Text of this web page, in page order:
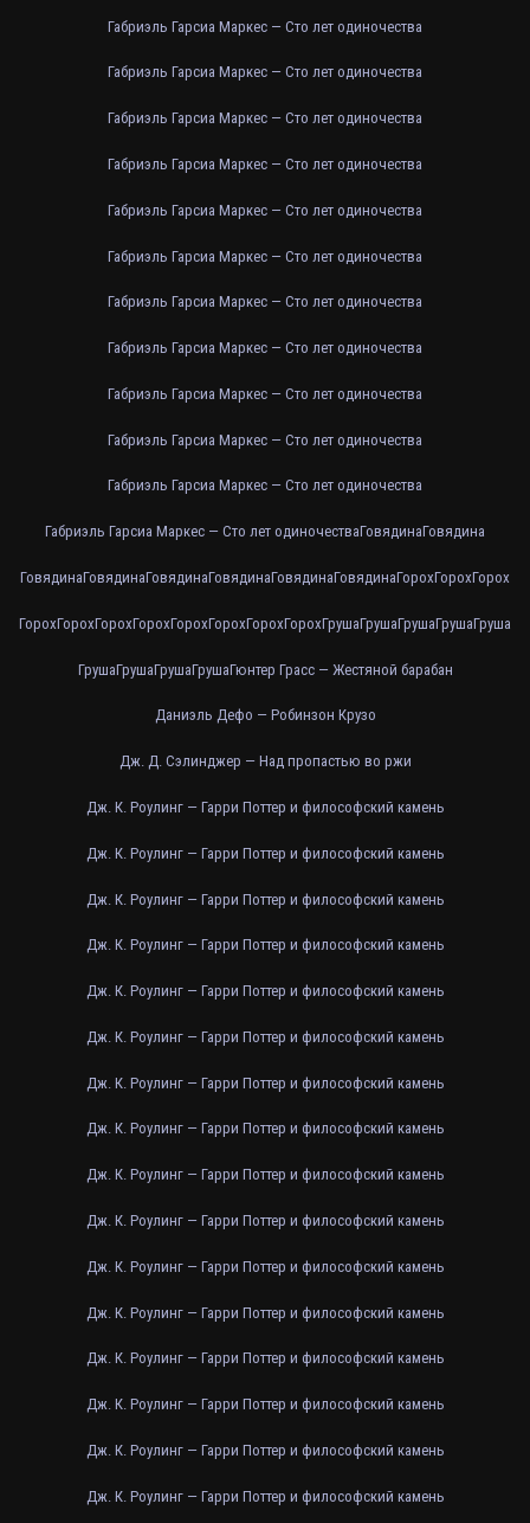
Габриэль Гарсиа Маркес — Сто лет одиночества
Габриэль Гарсиа Маркес — Сто лет одиночества
Габриэль Гарсиа Маркес — Сто лет одиночества
Габриэль Гарсиа Маркес — Сто лет одиночества
Габриэль Гарсиа Маркес — Сто лет одиночества
Габриэль Гарсиа Маркес — Сто лет одиночества
Габриэль Гарсиа Маркес — Сто лет одиночества
Габриэль Гарсиа Маркес — Сто лет одиночества
Габриэль Гарсиа Маркес — Сто лет одиночества
Габриэль Гарсиа Маркес — Сто лет одиночества
Габриэль Гарсиа Маркес — Сто лет одиночества
Габриэль Гарсиа Маркес — Сто лет одиночестваГовядинаГовядина
ГовядинаГовядинаГовядинаГовядинаГовядинаГовядинаГорохГорохГорох
ГорохГорохГорохГорохГорохГорохГорохГорохГрушаГрушаГрушаГрушаГруша
ГрушаГрушаГрушаГрушаГюнтер Грасс — Жестяной барабан
Даниэль Дефо — Робинзон Крузо
Дж. Д. Сэлинджер — Над пропастью во ржи
Дж. К. Роулинг — Гарри Поттер и философский камень
Дж. К. Роулинг — Гарри Поттер и философский камень
Дж. К. Роулинг — Гарри Поттер и философский камень
Дж. К. Роулинг — Гарри Поттер и философский камень
Дж. К. Роулинг — Гарри Поттер и философский камень
Дж. К. Роулинг — Гарри Поттер и философский камень
Дж. К. Роулинг — Гарри Поттер и философский камень
Дж. К. Роулинг — Гарри Поттер и философский камень
Дж. К. Роулинг — Гарри Поттер и философский камень
Дж. К. Роулинг — Гарри Поттер и философский камень
Дж. К. Роулинг — Гарри Поттер и философский камень
Дж. К. Роулинг — Гарри Поттер и философский камень
Дж. К. Роулинг — Гарри Поттер и философский камень
Дж. К. Роулинг — Гарри Поттер и философский камень
Дж. К. Роулинг — Гарри Поттер и философский камень
Дж. К. Роулинг — Гарри Поттер и философский камень